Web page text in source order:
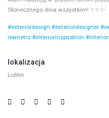
Słonecznego dnia wszystkim! ✨✨✨
#exteriordesign #exteriordesigner
iewnetrz #interiorinspiration
lokalizacja
Lublin